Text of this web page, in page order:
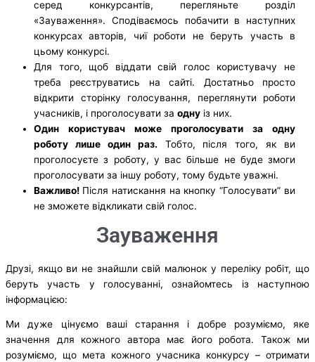
серед конкурсантів, перегляньте розділ
«Зауваження». Сподіваємось побачити в наступних
конкурсах авторів, чиї роботи не беруть участь в
цьому конкурсі.
Для того, щоб віддати свій голос користувачу не
треба реєструватись на сайті. Достатньо просто
відкрити сторінку голосування, переглянути роботи
учасників, і проголосувати за одну із них.
Один користувач може проголосувати за одну
роботу лише один раз. Тобто, після того, як ви
проголосуєте з роботу, у вас більше не буде змоги
проголосувати за іншу роботу, тому будьте уважні.
Важливо! Після натискання на кнопку “Голосувати” ви
не зможете відкликати свій голос.
Зауваження
Друзі, якщо ви не знайшли свій малюнок у переліку робіт, що
беруть участь у голосуванні, ознайомтесь із наступною
інформацією:
Ми дуже цінуємо ваші старання і добре розуміємо, яке
значення для кожного автора має його робота. Також ми
розуміємо, що мета кожного учасника конкурсу – отримати